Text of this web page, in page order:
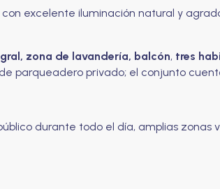
con excelente iluminación natural y
zona de lavandería, balcón, tres
de parqueadero privado; el conjunto
durante todo el día, amplias zonas